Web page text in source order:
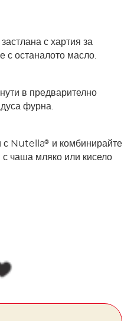
с хартия за
с останалото масло.
в предварително
фурна.
с Nutella® и комбинирайте
чаша мляко или кисело